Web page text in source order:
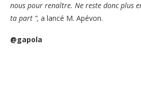
nous pour renaître. Ne reste donc plus
ta part ”, a lancé M. Apévon.
@gapola